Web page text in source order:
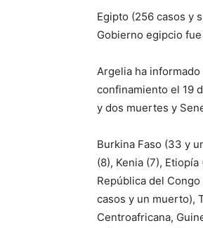
Egipto (256 casos y
Gobierno egipcio
Argelia ha
confinamiento el 19
y dos muertes y
Burkina Faso (33 y
(8), Kenia (7),
República del
casos y un muerto),
Centroafricana,